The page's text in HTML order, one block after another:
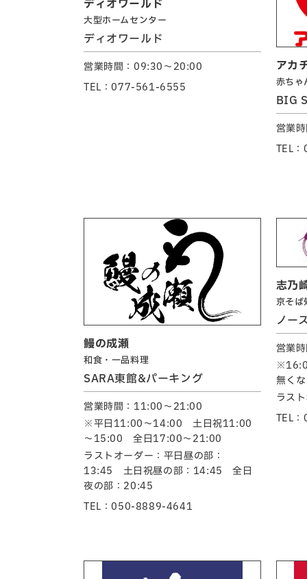
ディオワールド
大型ホームセンター
ディオワールド
営業時間：09:30～20:00
TEL：077-561-6555
アカ
赤ちゃ
BIG
営業
TEL
鰻の成瀬
和食・一品料理
SARA東館&パーキング
営業時間：11:00～21:00
※平日11:00～14:00 土日祝11:00
～15:00 全日17:00～21:00
ラストオーダー：平日昼の部：
13:45 土日祝昼の部：14:45 全日
夜の部：20:45
TEL：050-8889-4641
志乃
京そば
ノー
営業
無く
ラス
TEL